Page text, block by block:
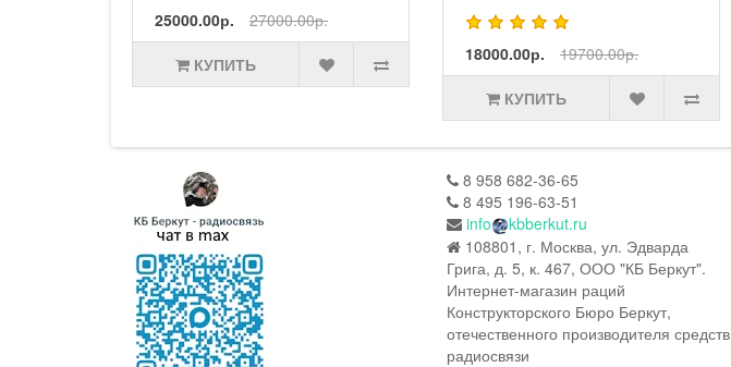
25000.00р. 27000.00р.
КУПИТЬ 18000.00р. 19700.00р.
КУПИТЬ
8 958 682-36-65
8 495 196-63-51
info
kbberkut.ru
108801, г. Москва, ул. Эдварда
Грига, д. 5, к. 467, ООО "КБ Беркут".
Интернет-магазин раций
Конструкторского Бюро Беркут,
отечественного производителя средств
радиосвязи